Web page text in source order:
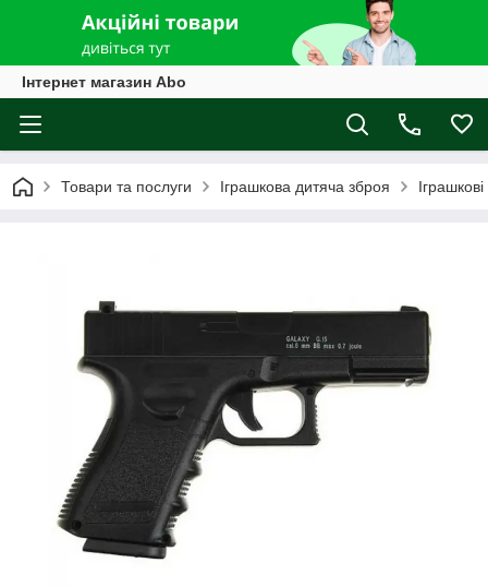
Інтернет магазин Abo
Товари та послуги Іграшкова дитяча зброя